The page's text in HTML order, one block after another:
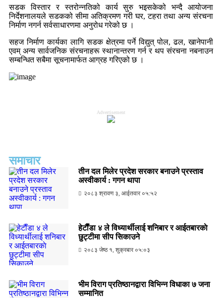
सडक विस्तार र स्तरोन्नतिको कार्य सुरु भइसकेको भन्दै आयोजना
निर्देशनालयले सडकको सीमा अतिक्रमण गरी घर, टहरा तथा अन्य संरचना
निर्माण नगर्न सर्वसाधारणमा अनुरोध गरेको छ ।
सहज निर्माण कार्यका लागि सडक क्षेत्रमा पर्ने विद्युत् पोल, ढल, खानेपानी
एवम् अन्य सार्वजनिक संरचनाहरू स्थानान्तरण गर्न र थप संरचना नबनाउन
सम्बन्धित सबैमा सूचनामार्फत आग्रह गरिएको छ ।
Advertisement
समाचार
तीन दल मिलेर प्रदेश सरकार बनाउने प्रस्ताव
अस्वीकार्य : गगन थापा
२०८३ श्रावण ३, आईतवार ०५:५२
हेटाैँडा ४ ले विध्यार्थीलाई शनिबार र आईतबारकाे
छुट्टीमा सीप सिकाउने
२०८३ जेष्ठ १, शुक्रबार ०५:०३
भीम विराग प्रतिष्ठानद्वारा विभिन्न विधाका ७ जना
सम्मानित